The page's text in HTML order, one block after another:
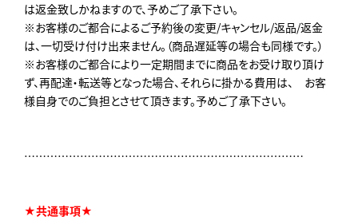
は返金致しかねますので、予めご了承下さい。
※お客様のご都合によるご予約後の変更/キャンセル/返品/返金
は、一切受け付け出来ません。（商品遅延等の場合も同様です。）
※お客様のご都合により一定期間までに商品をお受け取り頂け
ず、再配達・転送等となった場合、それらに掛かる費用は、 お客
様自身でのご負担とさせて頂きます。予めご了承下さい。
…………………………………………………………………
★共通事項★